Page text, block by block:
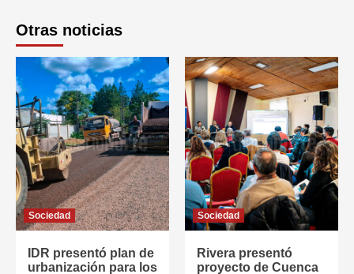
Otras noticias
Sociedad
IDR presentó plan de
urbanización para los
Sociedad
Rivera presentó
proyecto de Cuenca